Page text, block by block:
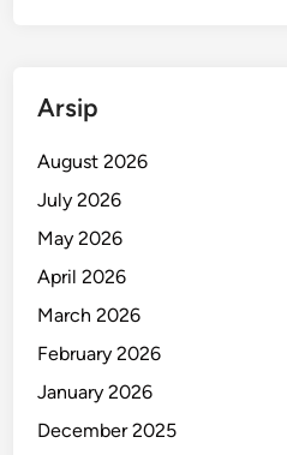
Arsip
August 2026
July 2026
May 2026
April 2026
March 2026
February 2026
January 2026
December 2025